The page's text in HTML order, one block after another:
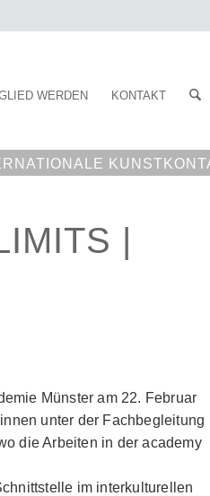
WERDEN KONTAKT
|
Münster am 22. Februar
unter der Fachbegleitung
die Arbeiten in der academy
im interkulturellen